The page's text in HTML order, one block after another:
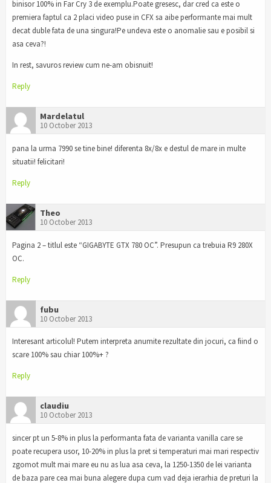
binisor 100% in Far Cry 3 de exemplu.Poate gresesc, dar cred ca este o
premiera faptul ca 2 placi video puse in CFX sa aibe performante mai mult
decat duble fata de una singura!Pe undeva este o anomalie sau e posibil si
asa ceva?!
In rest, savuros review cum ne-am obisnuit!
Reply
Mardelatul
10 October 2013
pana la urma 7990 se tine bine! diferenta 8x/8x e destul de mare in multe
situatii! felicitari!
Reply
Theo
10 October 2013
Pagina 2 – titlul este “GIGABYTE GTX 780 OC”. Presupun ca trebuia R9 280X
OC.
Reply
fubu
10 October 2013
Interesant articolul! Putem interpreta anumite rezultate din jocuri, ca fiind o
scare 100% sau chiar 100%+ ?
Reply
claudiu
10 October 2013
sincer pt un 5-8% in plus la performanta fata de varianta vanilla care se
poate recupera usor, 10-20% in plus la pret si temperaturi mai mari respectiv
zgomot mult mai mare eu nu as lua asa ceva, la 1250-1350 de lei varianta
de baza pare cea mai buna alegere dupa cum vad deja ierarhia de preturi la